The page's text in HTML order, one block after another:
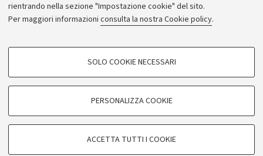
rientrando nella sezione "Impostazione cookie" del sito.
Per maggiori informazioni consulta la nostra Cookie policy.
COOKIE DI PROFILAZIONE - FACOLTATIVI
COOKIE TECNICI - NECESSARI
SOLO COOKIE NECESSARI
PERSONALIZZA COOKIE
ACCETTA TUTTI I COOKIE
Rassegna stampa
© Copyright 2026 - ALMA MATER STUDIORUM - Università di
Bologna - Via Zamboni, 33 - 40126 Bologna - PI: 01131710376 -
CF: 80007010376